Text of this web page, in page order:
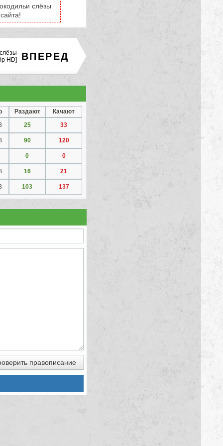
слёзы
ВПЕРЕД
HD]
Раздают
Качают
25 33
90 120
0 0
16 21
103 137
правописание